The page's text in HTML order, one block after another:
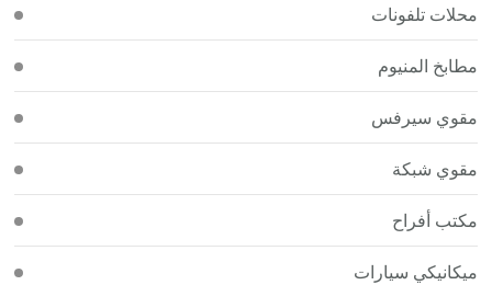
محلات تلفونات
مطابخ المنيوم
مقوي سيرفس
مقوي شبكة
مكتب أفراح
ميكانيكي سيارات